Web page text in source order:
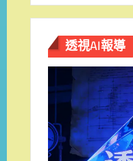
透視AI報導